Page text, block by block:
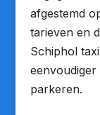
afgestemd
tarieven en
Schiphol
parkeren.